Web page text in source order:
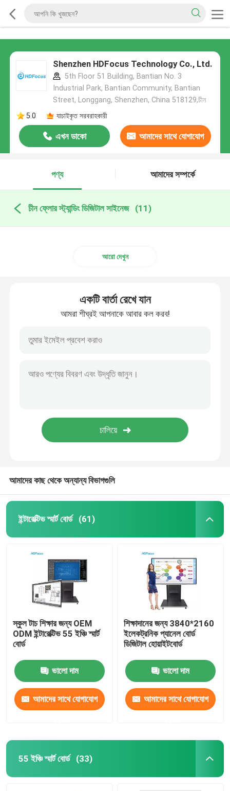
Shenzhen HDFocus Technology Co., Ltd.
5th Floor 51 Building, Bantian No. 3
Industrial Park, Bantian Community, Bantian
Street, Longgang, Shenzhen, China 518129,চীন
5.0
যাচাইকৃত সরবরাহকারী
এখন ডাকো আমাদের সাথে যোগাযোগ
পণ্য
আমাদের সম্পর্কে
চীন ফ্লোর স্ট্যান্ডিং ডিজিটাল সাইনেজ (11)
আরো দেখুন
একটি বার্তা রেখে যান
আমরা শীঘ্রই আপনাকে আবার কল করব!
আমাদের কাছ থেকে অন্যান্য বিভাগগুলি
ইন্টারেক্টিভ স্মার্ট বোর্ড (61)
স্কুল টাচ শিক্ষার জন্য OEM
ODM ইন্টারেক্টিভ 55 ইঞ্চি স্মার্ট
বোর্ড
ভালো দাম
আমাদের সাথে যোগাযোগ
শিক্ষাদানের জন্য 3840*2160
ইলেকট্রনিক প্যানেল বোর্ড
ডিজিটাল হোয়াইটবোর্ড
ভালো দাম
আমাদের সাথে যোগাযোগ
55 ইঞ্চি স্মার্ট বোর্ড (33)